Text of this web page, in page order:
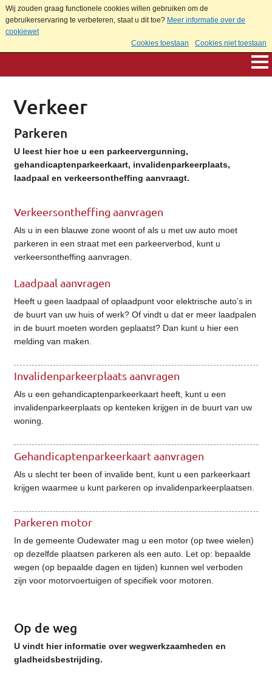
Wij zouden graag functionele cookies willen gebruiken om de
gebruikerservaring te verbeteren, staat u dit toe? Meer informatie over de
cookiewet
Cookies toestaan
Cookies niet toestaan
Verkeer
Parkeren
U leest hier hoe u een parkeervergunning,
gehandicaptenparkeerkaart, invalidenparkeerplaats,
laadpaal en verkeersontheffing aanvraagt.
Verkeersontheffing aanvragen
Als u in een blauwe zone woont of als u met uw auto moet
parkeren in een straat met een parkeerverbod, kunt u
verkeersontheffing aanvragen.
Laadpaal aanvragen
Heeft u geen laadpaal of oplaadpunt voor elektrische auto’s in
de buurt van uw huis of werk? Of vindt u dat er meer laadpalen
in de buurt moeten worden geplaatst? Dan kunt u hier een
melding van maken.
Invalidenparkeerplaats aanvragen
Als u een gehandicaptenparkeerkaart heeft, kunt u een
invalidenparkeerplaats op kenteken krijgen in de buurt van uw
woning.
Gehandicaptenparkeerkaart aanvragen
Als u slecht ter been of invalide bent, kunt u een parkeerkaart
krijgen waarmee u kunt parkeren op invalidenparkeerplaatsen.
Parkeren motor
In de gemeente Oudewater mag u een motor (op twee wielen)
op dezelfde plaatsen parkeren als een auto. Let op: bepaalde
wegen (op bepaalde dagen en tijden) kunnen wel verboden
zijn voor motorvoertuigen of specifiek voor motoren.
Op de weg
U vindt hier informatie over wegwerkzaamheden en
gladheidsbestrijding.